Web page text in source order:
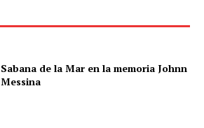
Sabana de la Mar en la memoria Johnn
Messina